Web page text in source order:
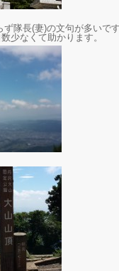
ず隊長(妻)の文句が多いで
少なくて助かります。